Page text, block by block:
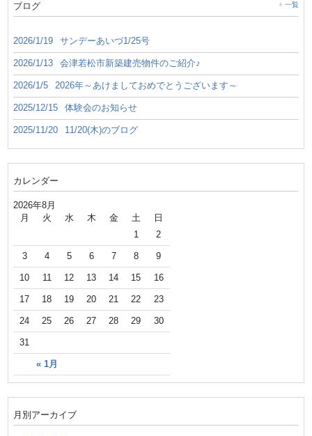
ブログ 一覧
2026/1/19 サンデーあいづ1/25号
2026/1/13 会津若松市新築建売物件のご紹介♪
2026/1/5 2026年～あけましておめでとうございます～
2025/12/15 体験会のお知らせ
2025/11/20 11/20(木)のブログ
カレンダー
2026年8月
月 火 水 木 金 土 日
« 1月
1 2
3 4 5 6 7 8 9
10 11 12 13 14 15 16
17 18 19 20 21 22 23
24 25 26 27 28 29 30
31
月別アーカイブ